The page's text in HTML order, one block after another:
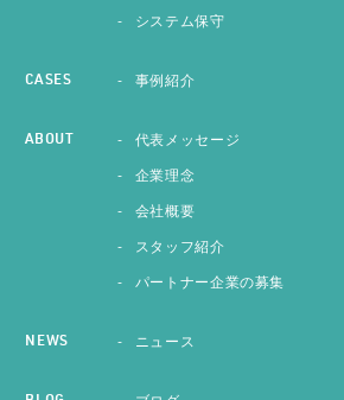
システム保守
CASES 事例紹介
ABOUT
代表メッセージ
企業理念
会社概要
スタッフ紹介
パートナー企業の募集
NEWS ニュース